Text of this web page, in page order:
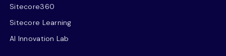
Sitecore360
Sitecore Learning
AI Innovation Lab